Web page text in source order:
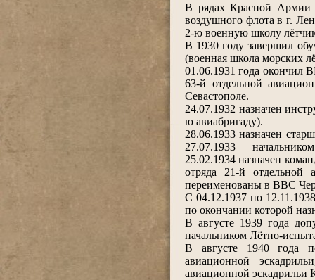
В рядах Красной Армии
воздушного флота в г.
2-ю военную школу
В 1930 году завершил
(военная школа морских
01.06.1931 года окончил
63-й отдельной
Севастополе.
24.07.1932 назначен
ю авиабригаду).
28.06.1933 назначен
27.07.1933 —
25.02.1934 назначен
отряда 21-й
переименованы в ВВС
С 04.12.1937 по
по окончании которой
В августе 1939 года
начальником Лётно-
В августе 1940 года
авиационной
авиационной эскадрильи